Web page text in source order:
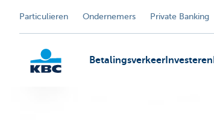
Particulieren Ondernemers Private Banking
Betalingsverkeer Investeren